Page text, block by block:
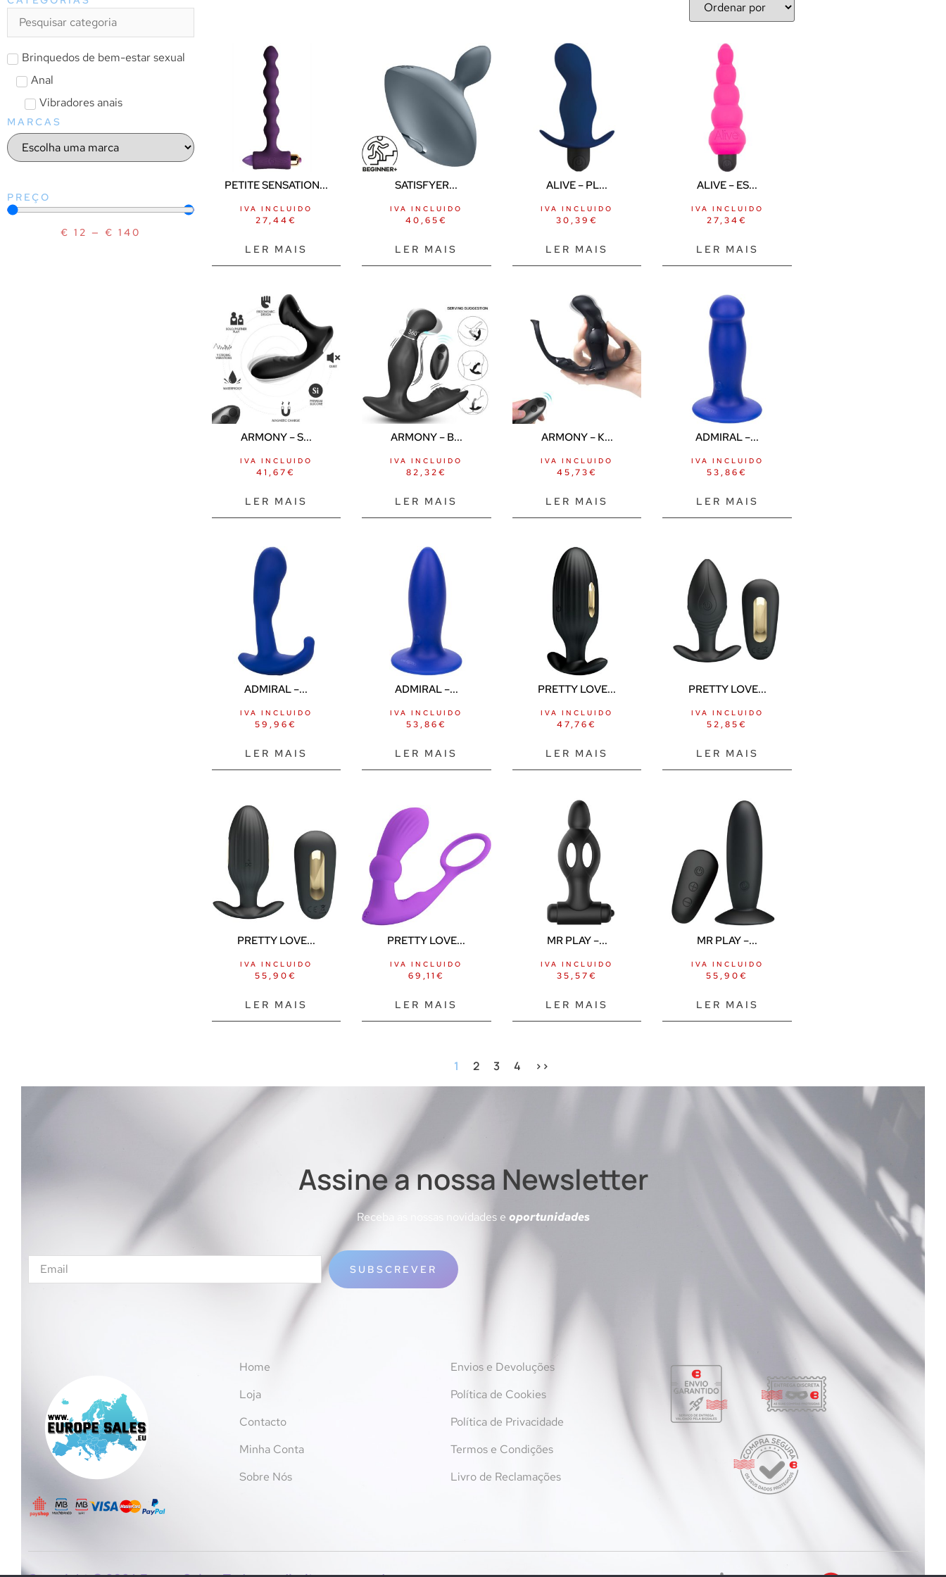
Brinquedos de bem-estar sexual
Anal
Vibradores anais
MARCAS
PREÇO
€ 12 — € 140
PETITE SENSATION...
27,44€
IVA INCLUIDO
LER MAIS
SATISFYER...
40,65€
IVA INCLUIDO
LER MAIS
ALIVE – PL...
30,39 €
IVA INCLUIDO
LER MAIS
ALIVE – ES...
27,34€
IVA INCLUIDO
LER MAIS
ARMONY – S...
41,67€
IVA INCLUIDO
LER MAIS
ARMONY – B...
82,32€
IVA INCLUIDO
LER MAIS
ARMONY – K...
45,73€
IVA INCLUIDO
LER MAIS
ADMIRAL –...
53,86€
IVA INCLUIDO
LER MAIS
ADMIRAL –...
59,96€
IVA INCLUIDO
LER MAIS
ADMIRAL –...
53,86€
IVA INCLUIDO
LER MAIS
PRETTY LOVE...
47,76€
IVA INCLUIDO
LER MAIS
PRETTY LOVE...
52,85€
IVA INCLUIDO
LER MAIS
PRETTY LOVE...
55,90€
IVA INCLUIDO
LER MAIS
PRETTY LOVE...
69,11 €
IVA INCLUIDO
LER MAIS
MR PLAY –...
35,57€
IVA INCLUIDO
LER MAIS
MR PLAY –...
55,90€
IVA INCLUIDO
LER MAIS
1 2 3 4 >>
Assine a nossa Newsletter
Receba as nossas novidades e oportunidades
SUBSCREVER
Home
Loja
Contacto
Minha Conta
Sobre Nós
Envios e Devoluções
Política de Cookies
Política de Privacidade
Termos e Condições
Livro de Reclamações